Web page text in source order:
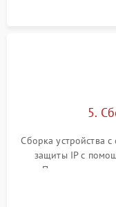
5.
Сборка устройства
защиты IP с
Программная
абсолютно черному